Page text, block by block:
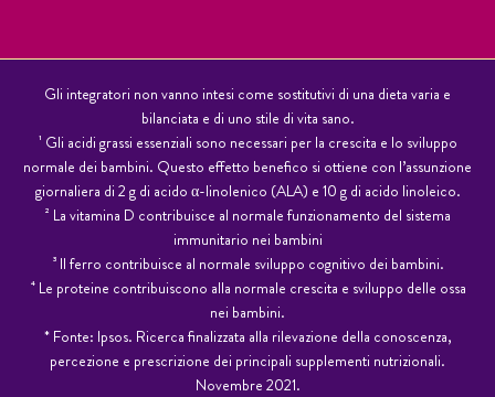
Gli integratori non vanno intesi come sostitutivi di una dieta varia e
bilanciata e di uno stile di vita sano.
¹ Gli acidi grassi essenziali sono necessari per la crescita e lo sviluppo
normale dei bambini. Questo effetto benefi­co si ottiene con l’assunzione
giornaliera di 2 g di acido α-linolenico (ALA) e 10 g di acido linoleico.
² La vitamina D contribuisce al normale funzionamento del sistema
immunitario nei bambini
³ Il ferro contribuisce al normale sviluppo cognitivo dei bambini.
⁴ Le proteine contribuiscono alla normale crescita e sviluppo delle ossa
nei bambini.
* Fonte: Ipsos. Ricerca finalizzata alla rilevazione della conoscenza,
percezione e prescrizione dei principali supplementi nutrizionali.
Novembre 2021.